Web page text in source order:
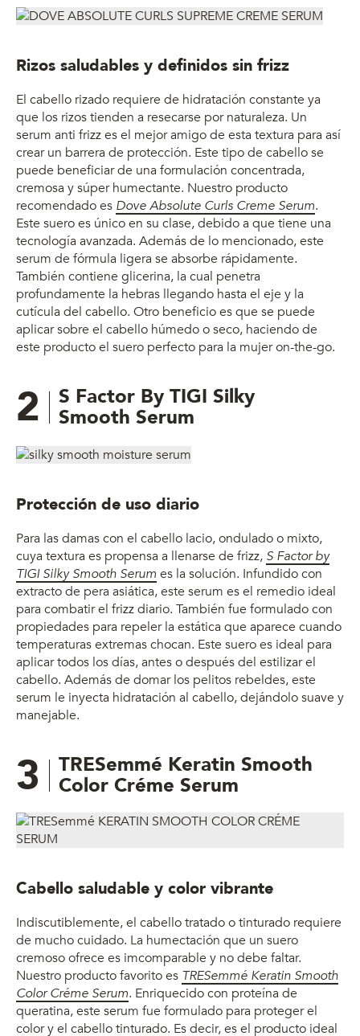
Rizos saludables y definidos sin frizz
El cabello rizado requiere de hidratación constante ya
que los rizos tienden a resecarse por naturaleza. Un
serum anti frizz es el mejor amigo de esta textura para así
crear un barrera de protección. Este tipo de cabello se
puede beneficiar de una formulación concentrada,
cremosa y súper humectante. Nuestro producto
recomendado es Dove Absolute Curls Creme Serum.
Este suero es único en su clase, debido a que tiene una
tecnología avanzada. Además de lo mencionado, este
serum de fórmula ligera se absorbe rápidamente.
También contiene glicerina, la cual penetra
profundamente la hebras llegando hasta el eje y la
cutícula del cabello. Otro beneficio es que se puede
aplicar sobre el cabello húmedo o seco, haciendo de
este producto el suero perfecto para la mujer on-the-go.
2 S Factor By TIGI Silky
Smooth Serum
Protección de uso diario
Para las damas con el cabello lacio, ondulado o mixto,
cuya textura es propensa a llenarse de frizz, S Factor by
TIGI Silky Smooth Serum es la solución. Infundido con
extracto de pera asiática, este serum es el remedio ideal
para combatir el frizz diario. También fue formulado con
propiedades para repeler la estática que aparece cuando
temperaturas extremas chocan. Este suero es ideal para
aplicar todos los días, antes o después del estilizar el
cabello. Además de domar los pelitos rebeldes, este
serum le inyecta hidratación al cabello, dejándolo suave y
manejable.
3 TRESemmé Keratin Smooth
Color Créme Serum
Cabello saludable y color vibrante
Indiscutiblemente, el cabello tratado o tinturado requiere
de mucho cuidado. La humectación que un suero
cremoso ofrece es imcomparable y no debe faltar.
Nuestro producto favorito es TRESemmé Keratin Smooth
Color Créme Serum. Enriquecido con proteína de
queratina, este serum fue formulado para proteger el
color y el cabello tinturado. Es decir, es el producto ideal